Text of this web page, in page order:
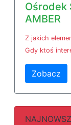
Ośrodek
AMBER
Z jakich
Gdy ktoś
Zobacz